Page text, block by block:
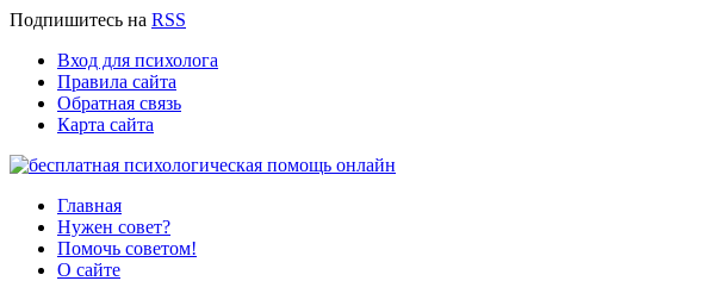
Подпишитесь на RSS
Вход для психолога
Правила сайта
Обратная связь
Карта сайта
Главная
Нужен совет?
Помочь советом!
О сайте